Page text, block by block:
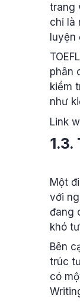
trang
chỉ là
luyện
phân
kiểm
như
Link
1.3.
Một
với
đang
khó
Bên
trúc
có